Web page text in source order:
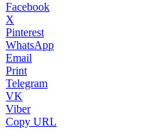
Facebook
X
Pinterest
WhatsApp
Email
Print
Telegram
VK
Viber
Copy URL